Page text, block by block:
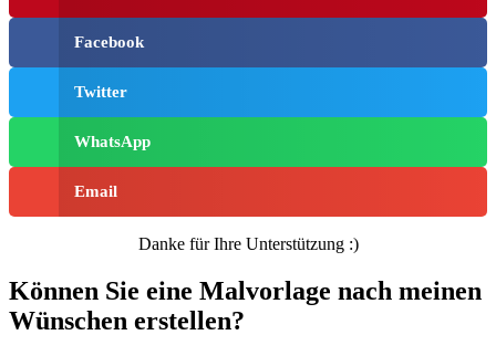
Facebook
Twitter
WhatsApp
Email
Danke für Ihre Unterstützung :)
Können Sie eine Malvorlage nach meinen
Wünschen erstellen?